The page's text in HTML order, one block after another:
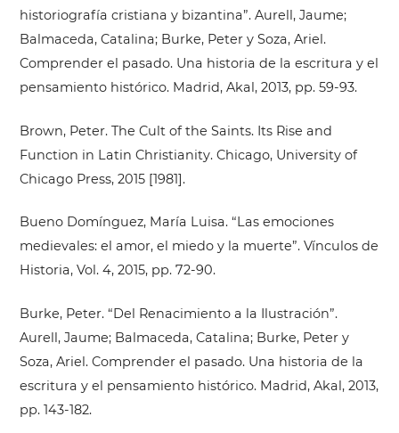
historiografía cristiana y bizantina”. Aurell, Jaume;
Balmaceda, Catalina; Burke, Peter y Soza, Ariel.
Comprender el pasado. Una historia de la escritura y el
pensamiento histórico. Madrid, Akal, 2013, pp. 59-93.
Brown, Peter. The Cult of the Saints. Its Rise and
Function in Latin Christianity. Chicago, University of
Chicago Press, 2015 [1981].
Bueno Domínguez, María Luisa. “Las emociones
medievales: el amor, el miedo y la muerte”. Vínculos de
Historia, Vol. 4, 2015, pp. 72-90.
Burke, Peter. “Del Renacimiento a la Ilustración”.
Aurell, Jaume; Balmaceda, Catalina; Burke, Peter y
Soza, Ariel. Comprender el pasado. Una historia de la
escritura y el pensamiento histórico. Madrid, Akal, 2013,
pp. 143-182.